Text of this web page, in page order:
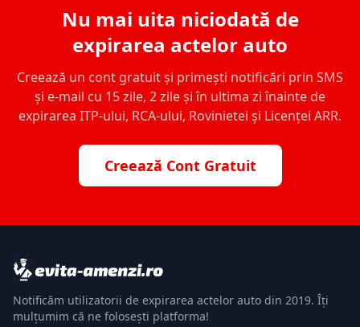
Nu mai uita niciodată de
expirarea actelor auto
Creează un cont gratuit și primești notificări prin SMS
și e-mail cu 15 zile, 2 zile și în ultima zi înainte de
expirarea ITP-ului, RCA-ului, Rovinietei și Licenței ARR.
Creează Cont Gratuit
Notificăm utilizatorii de expirarea actelor auto din 2019. Îți
mulțumim că ne folosești platforma!